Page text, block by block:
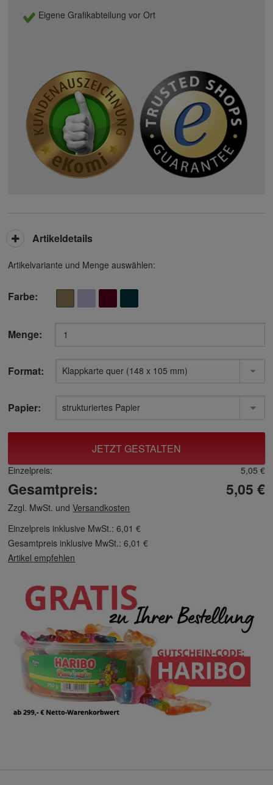
Artikelvariante und Menge auswählen:
Farbe:
Menge:
Format:
Papier:
JETZT GESTALTEN
Einzelpreis: 5,05 €
Gesamtpreis: 5,05 €
Zzgl. MwSt. undVersandkosten
Einzelpreis inklusive MwSt.:6,01 €
Gesamtpreis inklusive MwSt.:6,01 €
Artikel empfehlen
Eigene Grafikabteilung vor Ort
Artikeldetails